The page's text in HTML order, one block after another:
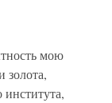
мою
золота,
института,